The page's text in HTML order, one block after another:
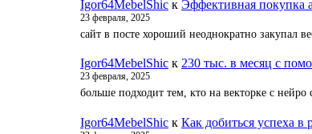
Igor64MebelShic к Эффективная покупка
23 февраля, 2025
сайт в посте хороший неоднократно закупал
Igor64MebelShic к 230 тыс. в месяц с
23 февраля, 2025
больше подходит тем, кто на векторке с
Igor64MebelShic к Как добиться успеха в